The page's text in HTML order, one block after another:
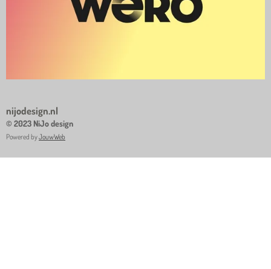
nijodesign.nl
© 2023 NiJo design
Powered byJouwWeb